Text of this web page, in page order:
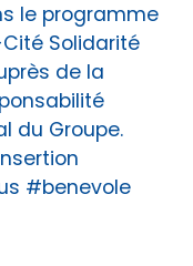
le programme
Solidarité
de la
du Groupe.
#benevole